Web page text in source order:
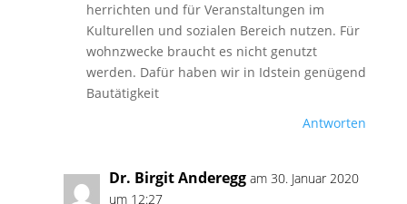
herrichten und für Veranstaltungen im
Kulturellen und sozialen Bereich nutzen. Für
wohnzwecke braucht es nicht genutzt
werden. Dafür haben wir in Idstein genügend
Bautätigkeit
Antworten
Dr. Birgit Anderegg am 30. Januar 2020
um 12:27